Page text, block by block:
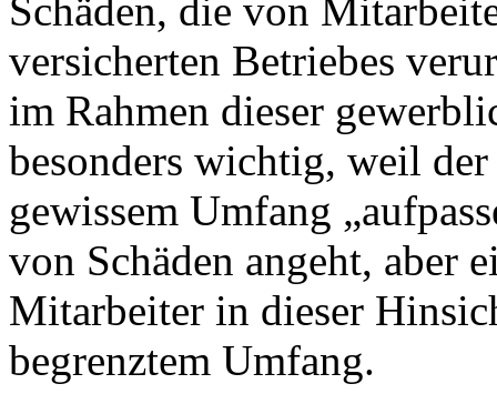
Schäden, die von
versicherten Betriebes
im Rahmen dieser
besonders wichtig, weil
gewissem Umfang
von Schäden angeht, aber
Mitarbeiter in dieser
begrenztem Umfang.